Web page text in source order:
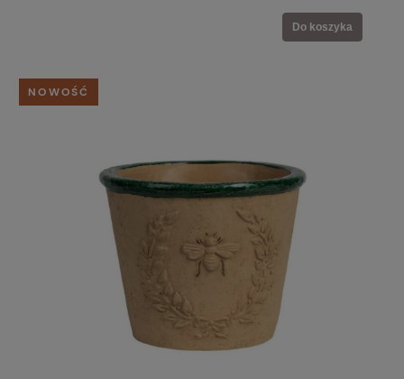
Do koszyka
NOWOŚĆ